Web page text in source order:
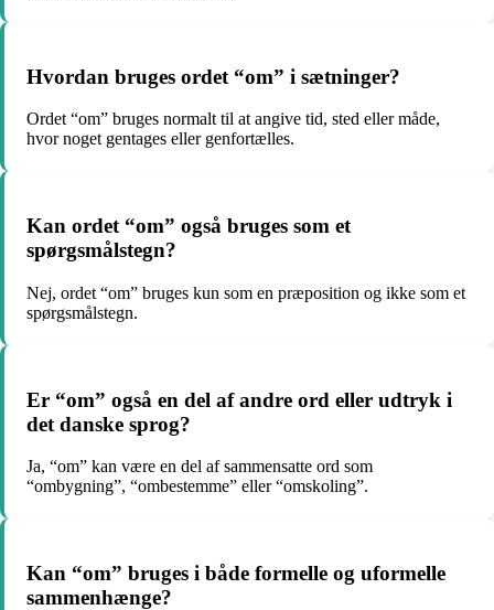
Hvordan bruges ordet “om” i sætninger?
Ordet “om” bruges normalt til at angive tid, sted eller måde,
hvor noget gentages eller genfortælles.
Kan ordet “om” også bruges som et
spørgsmålstegn?
Nej, ordet “om” bruges kun som en præposition og ikke som et
spørgsmålstegn.
Er “om” også en del af andre ord eller udtryk i
det danske sprog?
Ja, “om” kan være en del af sammensatte ord som
“ombygning”, “ombestemme” eller “omskoling”.
Kan “om” bruges i både formelle og uformelle
sammenhænge?